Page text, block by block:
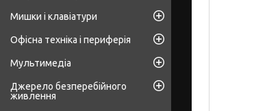
Мишки і клавіатури
Офісна техніка і периферія
Мультимедіа
Джерело безперебійного
живлення